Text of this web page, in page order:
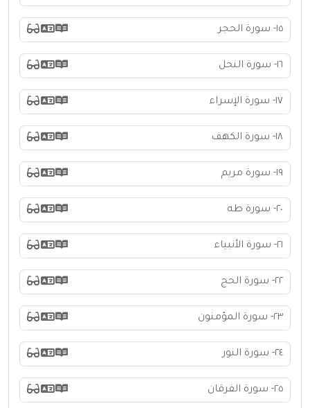
١٥- سورة الحجر
١٦- سورة النحل
١٧- سورة الإسراء
١٨- سورة الكهف
١٩- سورة مريم
٢٠- سورة طه
٢١- سورة الأنبياء
٢٢- سورة الحج
٢٣- سورة المؤمنون
٢٤- سورة النور
٢٥- سورة الفرقان